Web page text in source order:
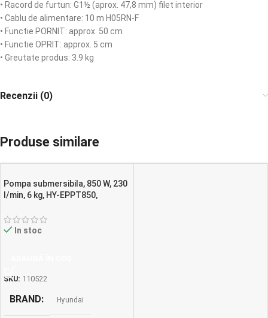
• Racord de furtun: G1½ (aprox. 47,8 mm) filet interior
• Cablu de alimentare: 10 m H05RN-F
• Functie PORNIT: approx. 50 cm
• Functie OPRIT: approx. 5 cm
• Greutate produs: 3.9 kg
Recenzii (0)
Produse similare
Pompa submersibila, 850 W, 230
l/min, 6 kg, HY-EPPT850,
In stoc
SKU: 110522
BRAND Hyundai